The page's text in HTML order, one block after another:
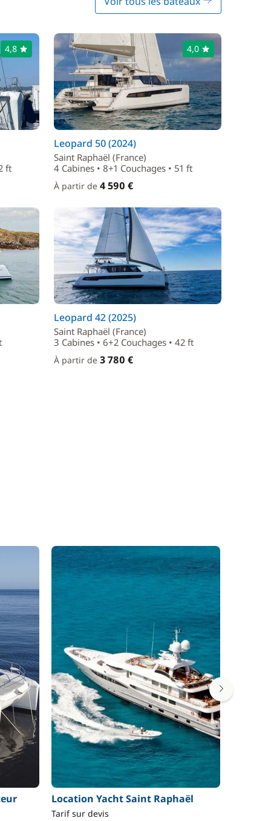
4,8
ft
4,0
Leopard 50 (2024)
Saint Raphaël (France)
4 Cabines • 8+1 Couchages • 51 ft
À partir de 4 590 €
Leopard 42 (2025)
Saint Raphaël (France)
3 Cabines • 6+2 Couchages • 42 ft
À partir de 3 780 €
Location Yacht Saint Raphaël
Tarif sur devis